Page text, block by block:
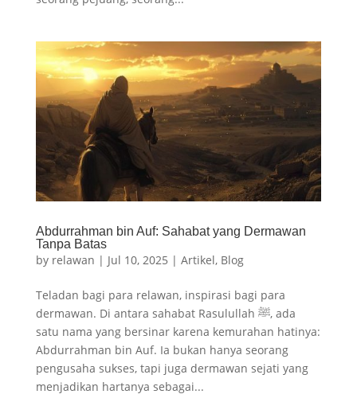
Abdurrahman bin Auf: Sahabat yang Dermawan
Tanpa Batas
by relawan | Jul 10, 2025 | Artikel, Blog
Teladan bagi para relawan, inspirasi bagi para
dermawan. Di antara sahabat Rasulullah ﷺ, ada
satu nama yang bersinar karena kemurahan hatinya:
Abdurrahman bin Auf. Ia bukan hanya seorang
pengusaha sukses, tapi juga dermawan sejati yang
menjadikan hartanya sebagai...